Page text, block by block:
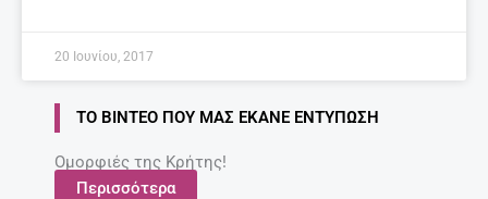
20 Ιουνίου, 2017
ΤΟ ΒΊΝΤΕΟ ΠΟΥ ΜΑΣ ΈΚΑΝΕ ΕΝΤΎΠΩΣΗ
Ομορφιές της Κρήτης!
Περισσότερα